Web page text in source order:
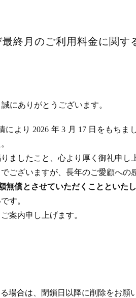
終月のご利用料金に関す
にありがとうございます。
より 2026 年 3 月 17 日をもちま
ましたこと、心より厚く御礼申し
ございますが、長年のご愛顧への
無償とさせていただくことといた
す。
案内申し上げます。
場合は、閉鎖日以降に削除をお願